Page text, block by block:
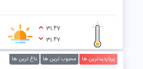
31.47
31.47
پربازدیدترین ها محبوب ترین ها داغ ترین ها